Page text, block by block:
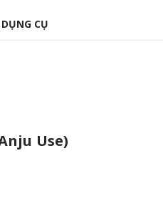
DỤNG CỤ
Use)